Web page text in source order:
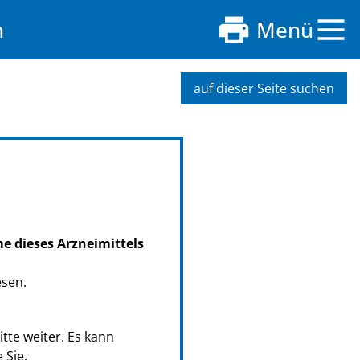
Menü
auf dieser Seite suchen
dieses Arzneimittels
weiter. Es kann
Sie.